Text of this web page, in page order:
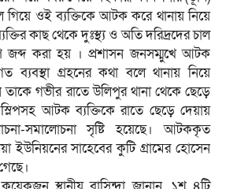
গিয়ে ওই ব্যক্তিকে আটক করে থানায় নিয়ে
কাছ থেকে দুঃস্থ্য ও অতি দরিদ্রদের চাল
জব্দ করা হয় । প্রশাসন জনসম্মুখে আটক
ব্যবস্থা গ্রহনের কথা বলে থানায় নিয়ে
গভীর রাতে উলিপুর থানা থেকে ছেড়ে
আটক ব্যক্তিকে রাতে ছেড়ে দেয়ায়
সমালোচনা সৃষ্টি হয়েছে। আটককৃত
ইউনিয়নের সাহেবের কুটি গ্রামের হোসেন